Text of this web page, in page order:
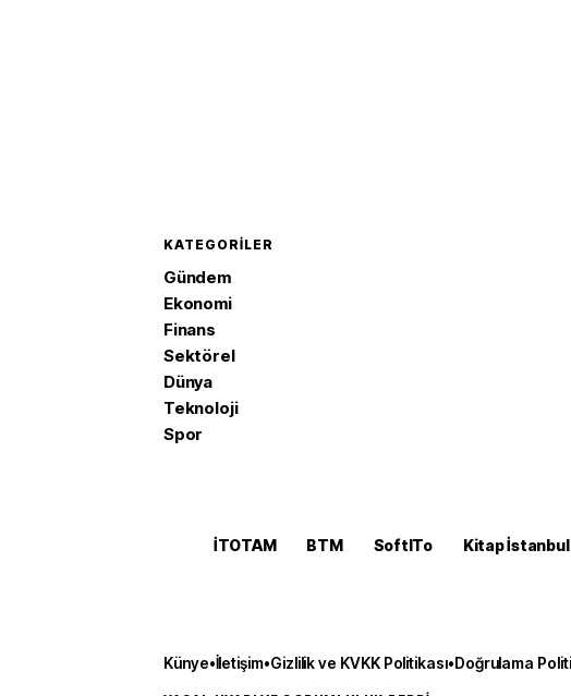
KATEGORILER
Gündem
Ekonomi
Finans
Sektörel
Dünya
Teknoloji
Spor
İTOTAM BTM SoftITo Kitap İstanbul
Künye•İletişim•Gizlilik ve KVKK Politikası•Doğrulama